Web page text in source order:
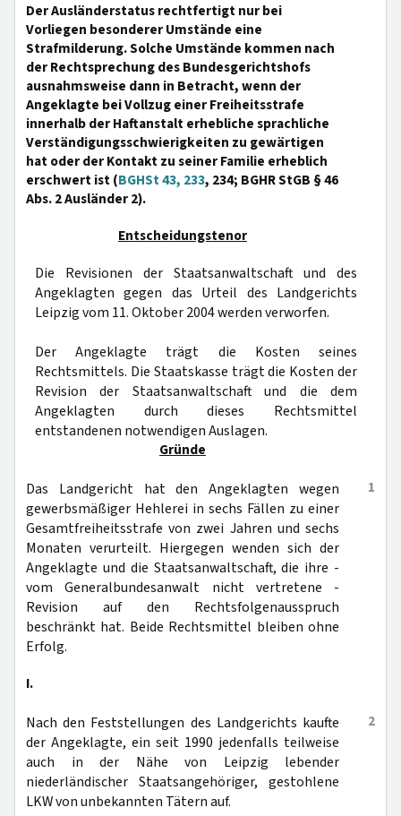
Der Ausländerstatus rechtfertigt nur bei
Vorliegen besonderer Umstände eine
Strafmilderung. Solche Umstände kommen nach
der Rechtsprechung des Bundesgerichtshofs
ausnahmsweise dann in Betracht, wenn der
Angeklagte bei Vollzug einer Freiheitsstrafe
innerhalb der Haftanstalt erhebliche sprachliche
Verständigungsschwierigkeiten zu gewärtigen
hat oder der Kontakt zu seiner Familie erheblich
erschwert ist (BGHSt 43, 233, 234; BGHR StGB § 46
Abs. 2 Ausländer 2).
Entscheidungstenor
Die Revisionen der Staatsanwaltschaft und des
Angeklagten gegen das Urteil des Landgerichts
Leipzig vom 11. Oktober 2004 werden verworfen.
Der Angeklagte trägt die Kosten seines
Rechtsmittels. Die Staatskasse trägt die Kosten der
Revision der Staatsanwaltschaft und die dem
Angeklagten durch dieses Rechtsmittel
entstandenen notwendigen Auslagen.
Gründe
1
Das Landgericht hat den Angeklagten wegen
gewerbsmäßiger Hehlerei in sechs Fällen zu einer
Gesamtfreiheitsstrafe von zwei Jahren und sechs
Monaten verurteilt. Hiergegen wenden sich der
Angeklagte und die Staatsanwaltschaft, die ihre -
vom Generalbundesanwalt nicht vertretene -
Revision auf den Rechtsfolgenausspruch
beschränkt hat. Beide Rechtsmittel bleiben ohne
Erfolg.
I.
2
Nach den Feststellungen des Landgerichts kaufte
der Angeklagte, ein seit 1990 jedenfalls teilweise
auch in der Nähe von Leipzig lebender
niederländischer Staatsangehöriger, gestohlene
LKW von unbekannten Tätern auf.